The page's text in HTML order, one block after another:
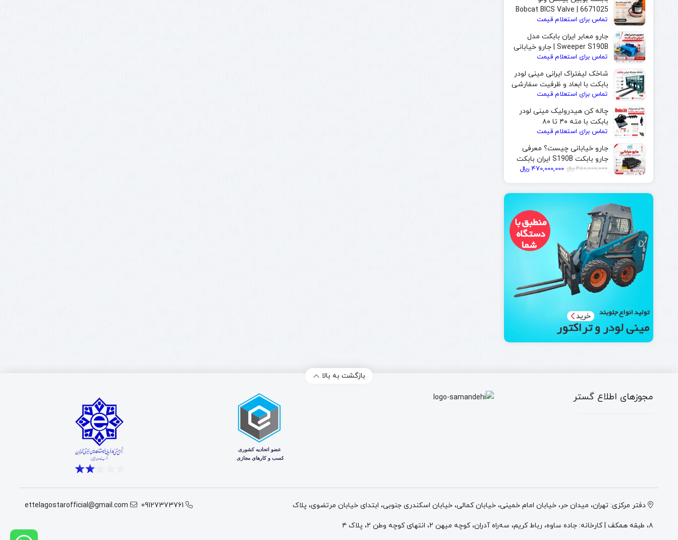
6671025 | Bobcat BICS Valve
Solenoid Coil
تماس برای استعلام قیمت
جارو معابر ایران بابکت مدل
Sweeper S190B | جارو خیابانی
و جارو بابکت مخصوص شهرداری
تماس برای استعلام قیمت
شاخک لیفتراک ایرانی مینی لودر
بابکت با ابعاد و ظرفیت سفارشی
| ایران بابکت
تماس برای استعلام قیمت
چاله کن هیدرولیک مینی لودر
بابکت با مته ۴۰ تا ۸۰
سانتی‌متر | ایران بابکت
تماس برای استعلام قیمت
جارو خیابانی چیست؟ معرفی
جارو بابکت S190B ایران بابکت
480,000,000﷼ 470,000,000 ﷼
بازگشت به بالا
مجوزهای اطلاع گستر
دفتر مرکزی: تهران، میدان حر، خیابان امام خمینی، خیابان کمالی، خیابان اسکندری جنوبی، ابتدای خیابان مرتضوی، پلاک
۸، طبقه همکف | کارخانه: جاده ساوه، رباط کریم، سه‌راه آدران، کوچه میهن ۲، انتهای کوچه وطن ۲، پلاک ۴
09127373761
ettelagostarofficial@gmail.com